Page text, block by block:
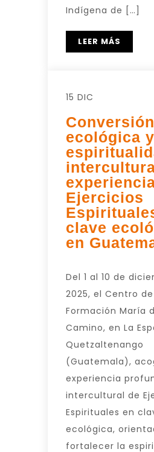
Indígena de […]
LEER MÁS
15 DIC
Conversión
ecológica y
Ejercicios
clave
en
Del 1 al 10 de
2025, el Centro de
Formación María
Camino, en La
Quetzaltenango
(Guatemala),
experiencia
intercultural de
Espirituales en
ecológica,
fortalecer la